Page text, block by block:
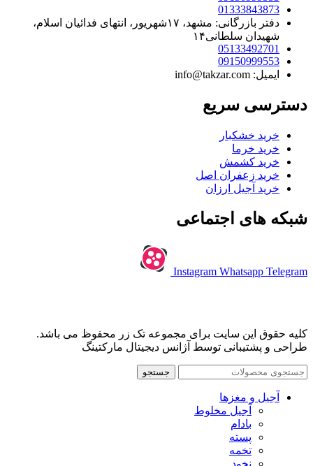
01333843873
دفتر بازرگانی: مشهد، ۱۷شهریور، انتهای فدائیان اسلام،
شهیدان سلطانی۱۴
05133492701
09150999553
ایمیل: info@takzar.com
دسترسی سریع
خرید خشکبار
خرید خرما
خرید کشمش
خرید زعفران اصل
خرید آجیل ارزان
شبکه های اجتماعی
Instagram Whatsapp Telegram
کلیه حقوق این سایت برای مجموعه تک زر محفوظ می باشد.
طراحی و پشتیبانی توسط آژانس دیجیتال مارکتینگ
جستجو
آجیل و مغزها
آجیل مخلوط
بادام
پسته
تخمه